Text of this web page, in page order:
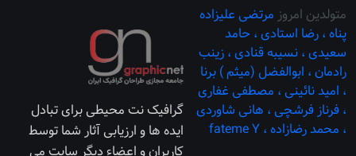
متولدین امروز مرتضی علیزاده
پناه ،رضا استادی ، حامد
سعیدی ،نسیبه قنادی ،زینب
رادمان ، ابوالفضل (میثم ) برنا
، امید نائینی ، مصطفی غفاری
،فرناز فرشچی ، هانی شاوردی
، محمد رضازاده ،fateme Y
گرافیک نت محیطی برای تبادل
ایده ها و ارزیابی آثار شما توسط
کاربران و اعضاء دیگر سایت می